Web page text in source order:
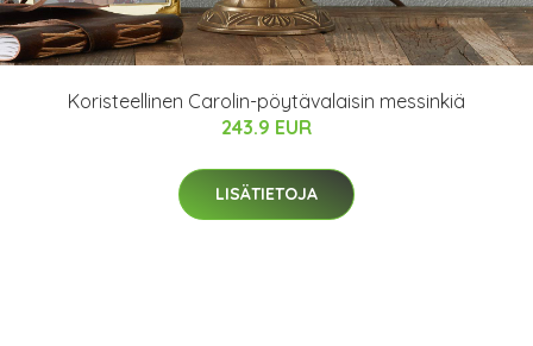
Koristeellinen Carolin-pöytävalaisin messinkiä
243.9 EUR
LISÄTIETOJA